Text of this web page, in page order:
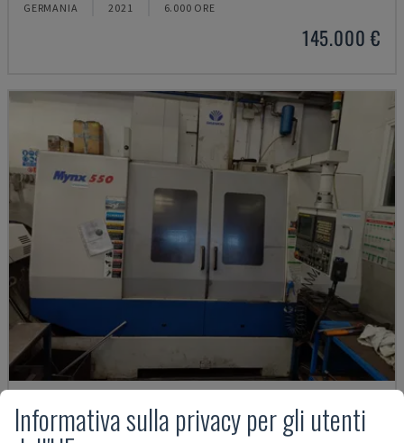
GERMANIA 2021 6.000 ORE
145.000 €
MYNX 550
DAEWOO - CENTRO DI LAVORO VERTICALE
Informativa sulla privacy per gli utenti